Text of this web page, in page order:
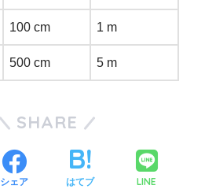
100 cm 1 m
500 cm 5 m
SHARE
シェア はてブ LINE